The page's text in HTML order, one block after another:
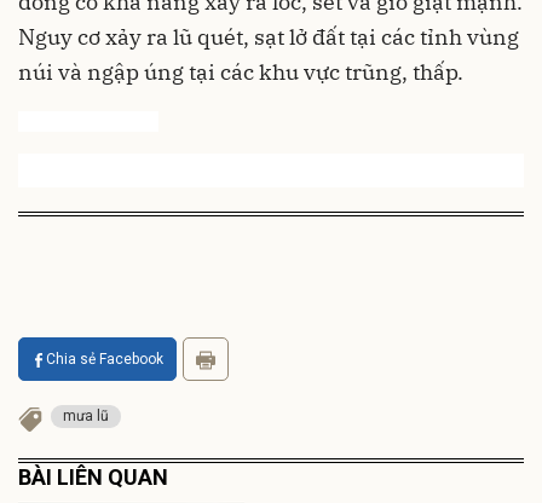
Nguy cơ xảy ra lũ quét, sạt lở đất tại các tỉnh vùng
núi và ngập úng tại các khu vực trũng, thấp.
Chia sẻ Facebook
mưa lũ
BÀI LIÊN QUAN